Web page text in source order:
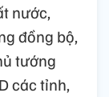
nước,
đồng bộ,
tướng
các tỉnh,